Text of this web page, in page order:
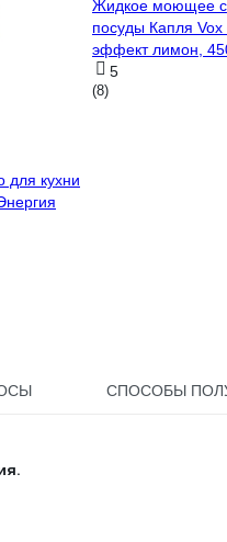
для кухни
Жидкое моющее
посуды Капля Vox
эффект лимон,
5
(8)
СПОСОБЫ